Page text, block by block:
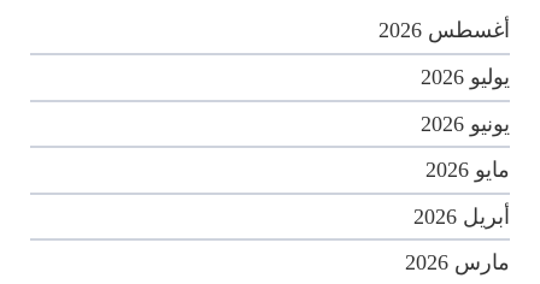
أغسطس 2026
يوليو 2026
يونيو 2026
مايو 2026
أبريل 2026
مارس 2026